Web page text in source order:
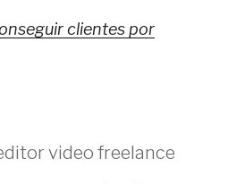
clientes por
video freelance